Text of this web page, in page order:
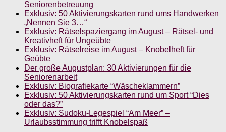
Seniorenbetreuung
Exklusiv: 50 Aktivierungskarten rund ums Handwerken
„Nennen Sie 3…“
Exklusiv: Rätselspaziergang im August – Rätsel- und
Kreativheft für Ungeübte
Exklusiv: Rätselreise im August – Knobelheft für
Geübte
Der große Augustplan: 30 Aktivierungen für die
Seniorenarbeit
Exklusiv: Biografiekarte “Wäscheklammern”
Exklusiv: 50 Aktivierungskarten rund um Sport “Dies
oder das?”
Exklusiv: Sudoku-Legespiel “Am Meer” –
Urlaubsstimmung trifft Knobelspaß